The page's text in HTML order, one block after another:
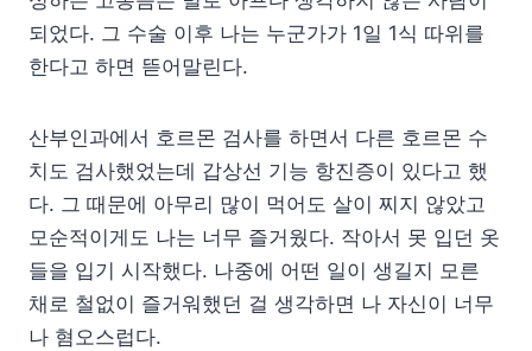
되었다. 그 수술 이후 나는 누군가가 1일 1식 따위를
한다고 하면 뜯어말린다.
산부인과에서 호르몬 검사를 하면서 다른 호르몬 수
치도 검사했었는데 갑상선 기능 항진증이 있다고 했
다. 그 때문에 아무리 많이 먹어도 살이 찌지 않았고
모순적이게도 나는 너무 즐거웠다. 작아서 못 입던 옷
들을 입기 시작했다. 나중에 어떤 일이 생길지 모른
채로 철없이 즐거워했던 걸 생각하면 나 자신이 너무
나 혐오스럽다.